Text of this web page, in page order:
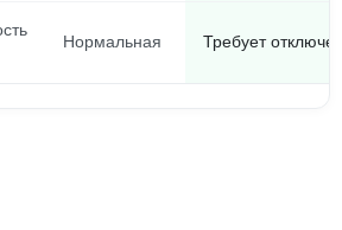
Нормальная Требует